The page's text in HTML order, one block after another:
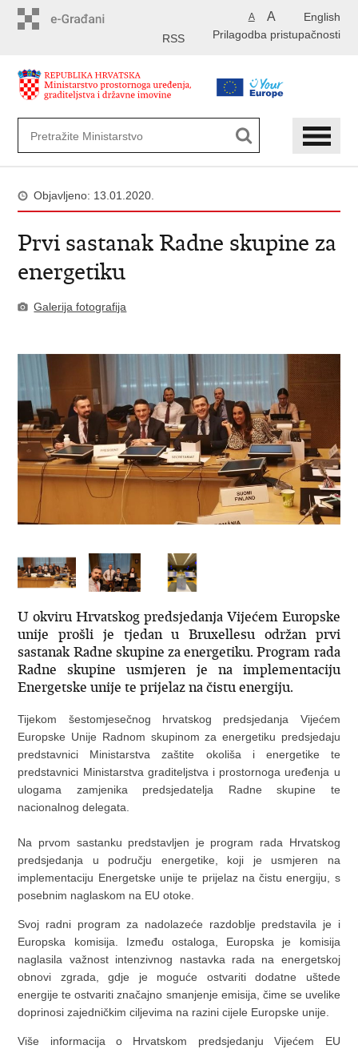
English
A A
Prilagodba pristupačnosti
RSS
Objavljeno: 13.01.2020.
Prvi sastanak Radne skupine za
energetiku
Galerija fotografija
U okviru Hrvatskog predsjedanja Vijećem Europske
unije prošli je tjedan u Bruxellesu održan prvi
sastanak Radne skupine za energetiku. Program rada
Radne skupine usmjeren je na implementaciju
Energetske unije te prijelaz na čistu energiju.
Tijekom šestomjesečnog hrvatskog predsjedanja Vijećem
Europske Unije Radnom skupinom za energetiku predsjedaju
predstavnici Ministarstva zaštite okoliša i energetike te
predstavnici Ministarstva graditeljstva i prostornoga uređenja u
ulogama zamjenika predsjedatelja Radne skupine te
nacionalnog delegata.
Na prvom sastanku predstavljen je program rada Hrvatskog
predsjedanja u području energetike, koji je usmjeren na
implementaciju Energetske unije te prijelaz na čistu energiju, s
posebnim naglaskom na EU otoke.
Svoj radni program za nadolazeće razdoblje predstavila je i
Europska komisija. Između ostaloga, Europska je komisija
naglasila važnost intenzivnog nastavka rada na energetskoj
obnovi zgrada, gdje je moguće ostvariti dodatne uštede
energije te ostvariti značajno smanjenje emisija, čime se uvelike
doprinosi zajedničkim ciljevima na razini cijele Europske unije.
Više informacija o Hrvatskom predsjedanju Vijećem EU